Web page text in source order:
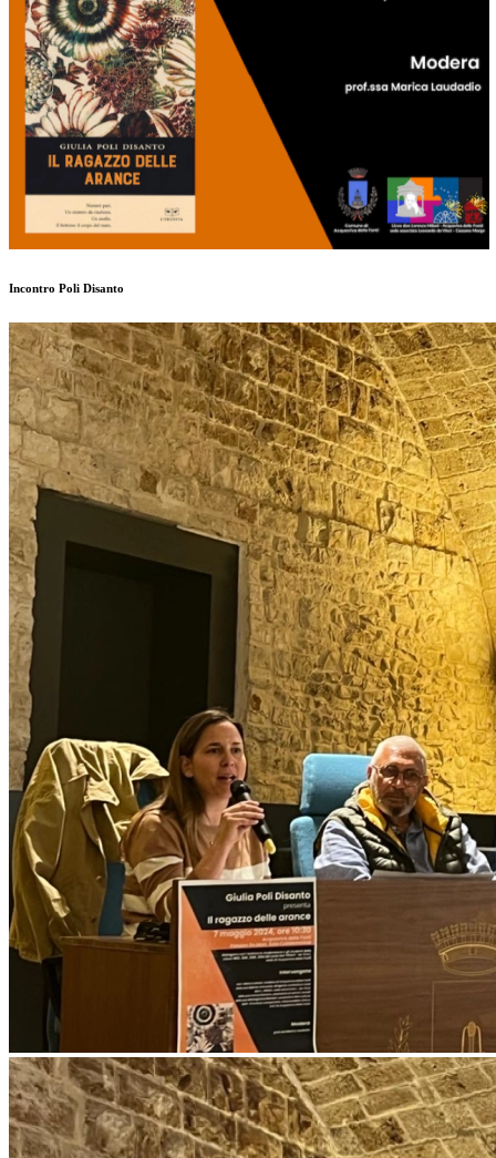
Incontro Poli Disanto